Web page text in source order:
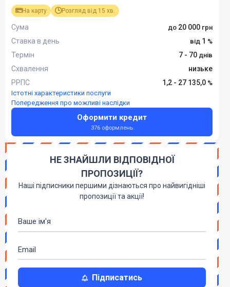
На карту Розгляд від 15 хв.
Сума
20 000
Ставка в день
1
Термін
7 - 70
Схвалення
низьке
РРПС
1,2 - 27 135,0
Істотні характеристики послуги
Попередження про можливі наслідки
Оформити кредит
376 оформлень
НЕ ЗНАЙШЛИ ВІДПОВІДНОЇ
ПРОПОЗИЦІЇ?
Наші підписники першими дізнаються про найвигідніші
пропозиції та акції!
Підписатись